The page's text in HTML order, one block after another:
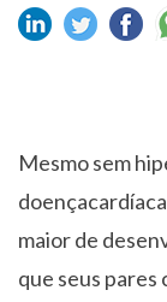
Mesmo sem
maior de
que seus pares